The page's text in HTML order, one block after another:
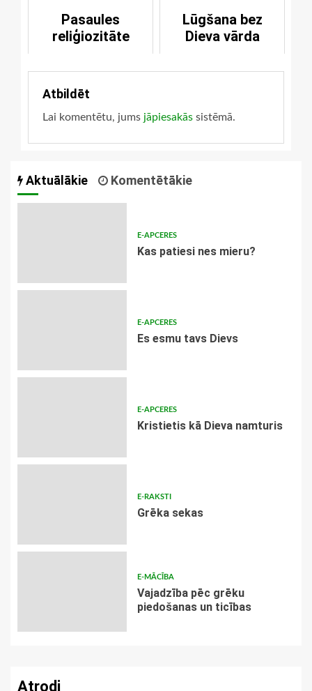
Pasaules
reliģiozitāte
Lūgšana bez
Dieva vārda
Atbildēt
Lai komentētu, jums jāpiesakās sistēmā.
Aktuālākie Komentētākie
E-APCERES
​Kas patiesi nes mieru?
E-APCERES
Es esmu tavs Dievs
E-APCERES
Kristietis kā Dieva namturis
E-RAKSTI
Grēka sekas
E-MĀCĪBA
Vajadzība pēc grēku
piedošanas un ticības
Atrodi